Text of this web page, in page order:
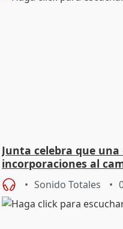
Junta celebra que
incorporaciones al
jóvenes
Sonido Totales